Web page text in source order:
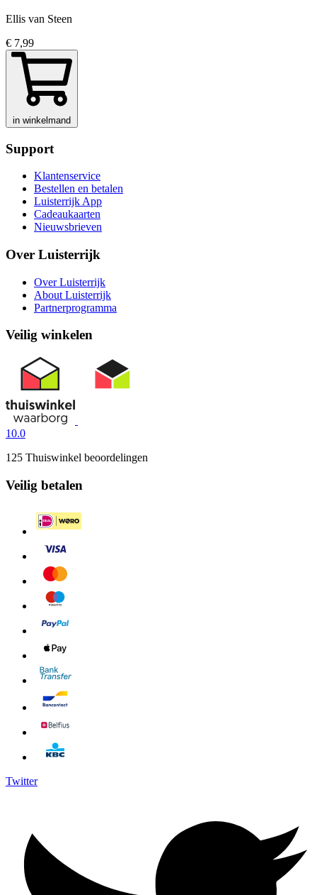
Ellis van Steen
€ 7,99
in winkelmand
Support
Klantenservice
Bestellen en betalen
Luisterrijk App
Cadeaukaarten
Nieuwsbrieven
Over Luisterrijk
Over Luisterrijk
About Luisterrijk
Partnerprogramma
Veilig winkelen
10.0
125 Thuiswinkel beoordelingen
Veilig betalen
Twitter